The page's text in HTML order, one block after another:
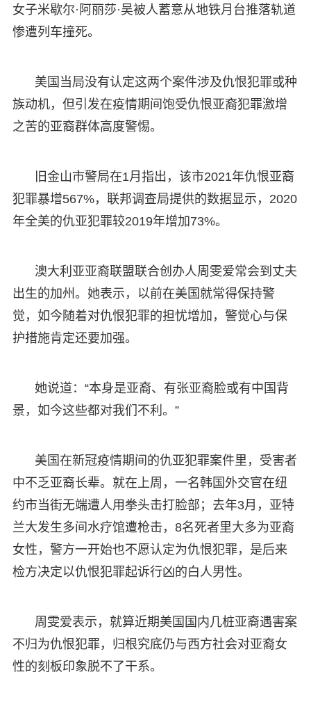
女子米歇尔·阿丽莎·吴被人蓄意从地铁月台推落轨道
惨遭列车撞死。
美国当局没有认定这两个案件涉及仇恨犯罪或种
族动机，但引发在疫情期间饱受仇恨亚裔犯罪激增
之苦的亚裔群体高度警惕。
旧金山市警局在1月指出，该市2021年仇恨亚裔
犯罪暴增567%，联邦调查局提供的数据显示，2020
年全美的仇亚犯罪较2019年增加73%。
澳大利亚亚裔联盟联合创办人周雯爱常会到丈夫
出生的加州。她表示，以前在美国就常得保持警
觉，如今随着对仇恨犯罪的担忧增加，警觉心与保
护措施肯定还要加强。
她说道：“本身是亚裔、有张亚裔脸或有中国背
景，如今这些都对我们不利。”
美国在新冠疫情期间的仇亚犯罪案件里，受害者
中不乏亚裔长辈。就在上周，一名韩国外交官在纽
约市当街无端遭人用拳头击打脸部；去年3月，亚特
兰大发生多间水疗馆遭枪击，8名死者里大多为亚裔
女性，警方一开始也不愿认定为仇恨犯罪，是后来
检方决定以仇恨犯罪起诉行凶的白人男性。
周雯爱表示，就算近期美国国内几桩亚裔遇害案
不归为仇恨犯罪，归根究底仍与西方社会对亚裔女
性的刻板印象脱不了干系。